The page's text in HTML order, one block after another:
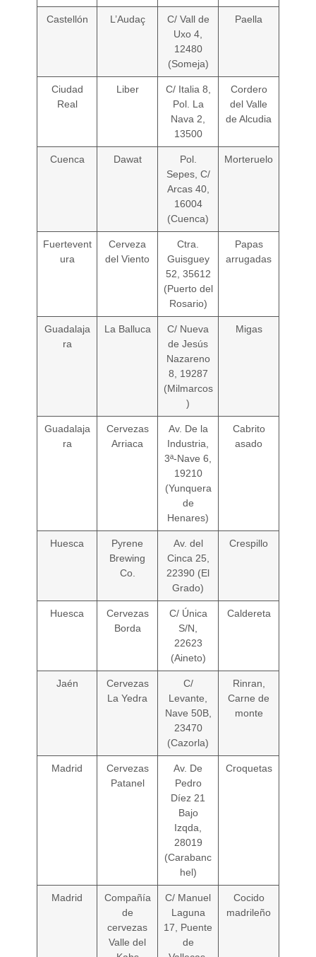
Castellón L’Audaç
C/ Vall de
Uxo 4,
12480
(Someja)
Paella
Ciudad
Real
Liber
C/ Italia 8,
Pol. La
Nava 2,
13500
Cordero
del Valle
de Alcudia
Cuenca Dawat
Pol.
Sepes, C/
Arcas 40,
16004
(Cuenca)
Morteruelo
Fuertevent
ura
Cerveza
del Viento
Ctra.
Guisguey
52, 35612
(Puerto del
Rosario)
Papas
arrugadas
Guadalaja
ra
La Balluca
C/ Nueva
de Jesús
Nazareno
8, 19287
(Milmarcos
)
Migas
Guadalaja
ra
Cervezas
Arriaca
Av. De la
Industria,
3ª-Nave 6,
19210
(Yunquera
de
Henares)
Cabrito
asado
Huesca
Pyrene
Brewing
Co.
Av. del
Cinca 25,
22390 (El
Grado)
Crespillo
Huesca
Cervezas
Borda
C/ Única
S/N,
22623
(Aineto)
Caldereta
Jaén
Cervezas
La Yedra
C/
Levante,
Nave 50B,
23470
(Cazorla)
Rinran,
Carne de
monte
Madrid
Cervezas
Patanel
Av. De
Pedro
Díez 21
Bajo
Izqda,
28019
(Carabanc
hel)
Croquetas
Madrid
Compañía
de
cervezas
Valle del
C/ Manuel
Laguna
17, Puente
de
Cocido
madrileño